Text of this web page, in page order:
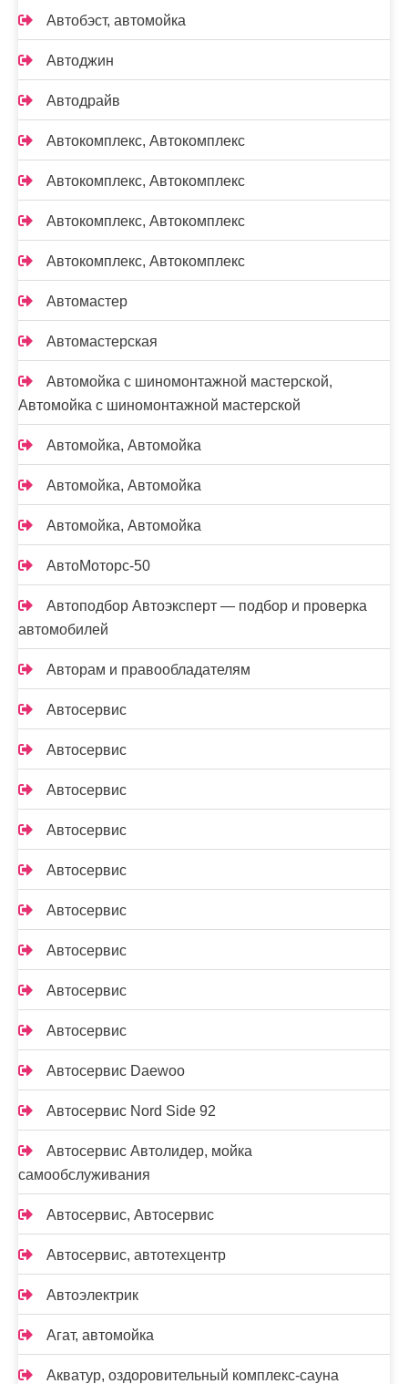
Автобэст, автомойка
Автоджин
Автодрайв
Автокомплекс, Автокомплекс
Автокомплекс, Автокомплекс
Автокомплекс, Автокомплекс
Автокомплекс, Автокомплекс
Автомастер
Автомастерская
Автомойка с шиномонтажной мастерской,
Автомойка с шиномонтажной мастерской
Автомойка, Автомойка
Автомойка, Автомойка
Автомойка, Автомойка
АвтоМоторс-50
Автоподбор Автоэксперт — подбор и проверка
автомобилей
Авторам и правообладателям
Автосервис
Автосервис
Автосервис
Автосервис
Автосервис
Автосервис
Автосервис
Автосервис
Автосервис
Автосервис Daewoo
Автосервис Nord Side 92
Автосервис Автолидер, мойка
самообслуживания
Автосервис, Автосервис
Автосервис, автотехцентр
Автоэлектрик
Агат, автомойка
Акватур, оздоровительный комплекс-сауна